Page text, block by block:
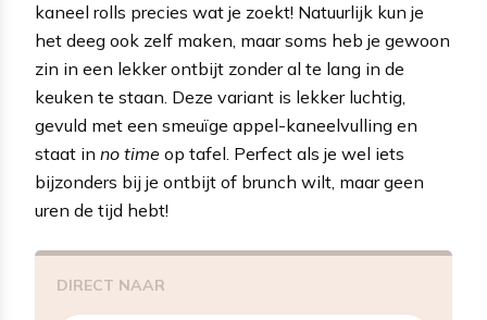
kaneel rolls precies wat je zoekt! Natuurlijk kun je
het deeg ook zelf maken, maar soms heb je gewoon
zin in een lekker ontbijt zonder al te lang in de
keuken te staan. Deze variant is lekker luchtig,
gevuld met een smeuïge appel-kaneelvulling en
staat in no time op tafel. Perfect als je wel iets
bijzonders bij je ontbijt of brunch wilt, maar geen
uren de tijd hebt!
DIRECT NAAR